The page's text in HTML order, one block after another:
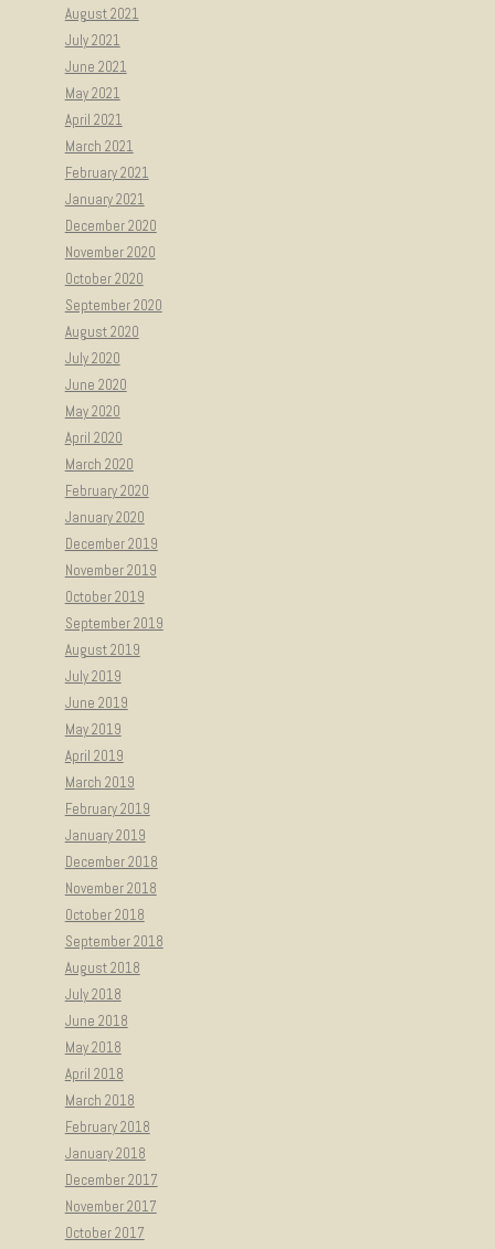
August 2021
July 2021
June 2021
May 2021
April 2021
March 2021
February 2021
January 2021
December 2020
November 2020
October 2020
September 2020
August 2020
July 2020
June 2020
May 2020
April 2020
March 2020
February 2020
January 2020
December 2019
November 2019
October 2019
September 2019
August 2019
July 2019
June 2019
May 2019
April 2019
March 2019
February 2019
January 2019
December 2018
November 2018
October 2018
September 2018
August 2018
July 2018
June 2018
May 2018
April 2018
March 2018
February 2018
January 2018
December 2017
November 2017
October 2017